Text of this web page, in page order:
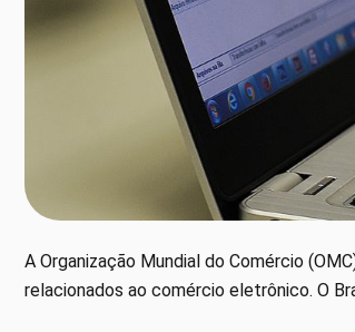
A Organização Mundial do Comércio
relacionados ao comércio eletrônico. O